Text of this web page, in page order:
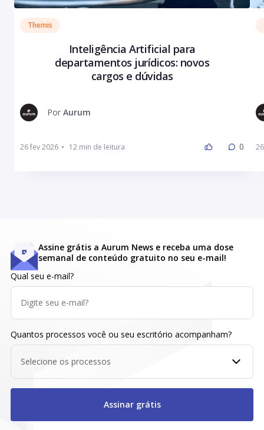
Themis
Inteligência Artificial para
departamentos jurídicos: novos
cargos e dúvidas
Por Aurum
26 fev 2026 • 0
Assine grátis a Aurum News e receba uma dose
semanal de conteúdo gratuito no seu e-mail!
Qual seu e-mail?
Quantos processos você ou seu escritório acompanham?
Selecione os processos
Assinar grátis